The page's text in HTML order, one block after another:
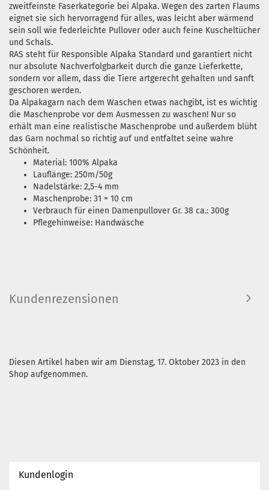
zweitfeinste Faserkategorie bei Alpaka. Wegen des zarten Flaums
eignet sie sich hervorragend für alles, was leicht aber wärmend
sein soll wie federleichte Pullover oder auch feine Kuscheltücher
und Schals.
RAS steht für Responsible Alpaka Standard und garantiert nicht
nur absolute Nachverfolgbarkeit durch die ganze Lieferkette,
sondern vor allem, dass die Tiere artgerecht gehalten und sanft
geschoren werden.
Da Alpakagarn nach dem Waschen etwas nachgibt, ist es wichtig
die Maschenprobe vor dem Ausmessen zu waschen! Nur so
erhält man eine realistische Maschenprobe und außerdem blüht
das Garn nochmal so richtig auf und entfaltet seine wahre
Schönheit.
Material: 100% Alpaka
Lauflänge: 250m/50g
Nadelstärke: 2,5-4 mm
Maschenprobe: 31 = 10 cm
Verbrauch für einen Damenpullover Gr. 38 ca.: 300g
Pflegehinweise: Handwäsche
Kundenrezensionen
Diesen Artikel haben wir am Dienstag, 17. Oktober 2023 in den
Shop aufgenommen.
Kundenlogin